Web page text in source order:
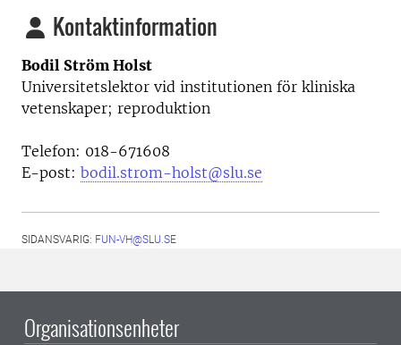
Kontaktinformation
Bodil Ström Holst
Universitetslektor vid institutionen för kliniska
vetenskaper; reproduktion
Telefon: 018-671608
E-post: bodil.strom-holst@slu.se
SIDANSVARIG: FUN-VH@SLU.SE
Organisationsenheter